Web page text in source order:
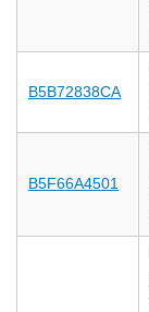
B5B72838CA
B5F66A4501